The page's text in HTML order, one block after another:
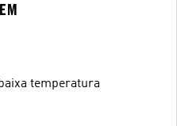
temperatura